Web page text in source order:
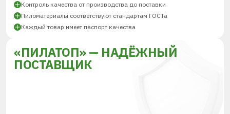
Контроль качества от производства до поставки
Пиломатериалы соответствуют стандартам ГОСТа
Каждый товар имеет паспорт качества
«ПИЛАТОП» — НАДЁЖНЫЙ
ПОСТАВЩИК